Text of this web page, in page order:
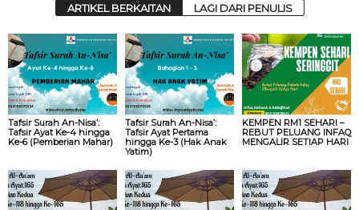
ARTIKEL BERKAITAN LAGI DARI PENULIS
Tafsir Surah An-Nisa’:
Tafsir Ayat Ke-4 hingga
Ke-6 (Pemberian Mahar)
Tafsir Surah An-Nisa’:
Tafsir Ayat Pertama
hingga Ke-3 (Hak Anak
Yatim)
KEMPEN RM1 SEHARI –
REBUT PELUANG INFAQ
MENGALIR SETIAP HARI